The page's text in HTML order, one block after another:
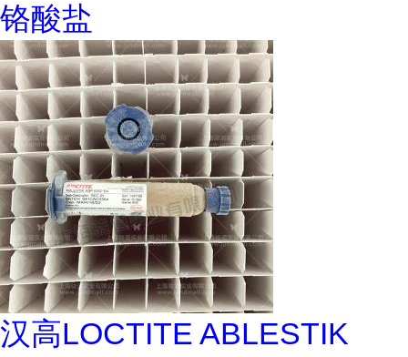
铬酸盐
汉高LOCTITE ABLESTIK